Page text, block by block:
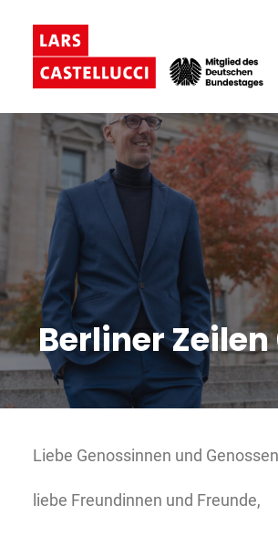
Berliner
Liebe Genossinnen und
liebe Freundinnen und Freunde,